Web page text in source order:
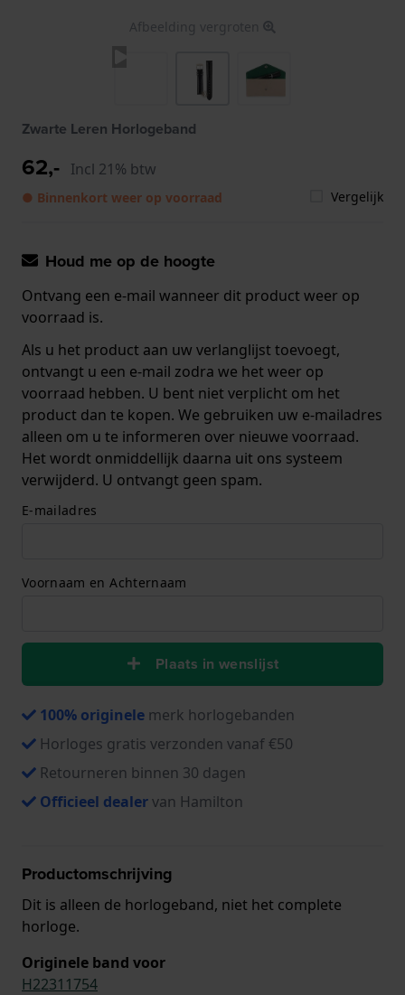
Afbeelding vergroten
Zwarte Leren Horlogeband
62,- Incl 21% btw
● Binnenkort weer op voorraad Vergelijk
Houd me op de hoogte
Ontvang een e-mail wanneer dit product weer op
voorraad is.
Als u het product aan uw verlanglijst toevoegt,
ontvangt u een e-mail zodra we het weer op
voorraad hebben. U bent niet verplicht om het
product dan te kopen. We gebruiken uw e-mailadres
alleen om u te informeren over nieuwe voorraad.
Het wordt onmiddellijk daarna uit ons systeem
verwijderd. U ontvangt geen spam.
E-mailadres
Voornaam en Achternaam
Plaats in wenslijst
100% originele merk horlogebanden
Horloges gratis verzonden vanaf €50
Retourneren binnen 30 dagen
Officieel dealervan Hamilton
Productomschrijving
Dit is alleen de horlogeband, niet het complete
horloge.
Originele band voor
H22311754